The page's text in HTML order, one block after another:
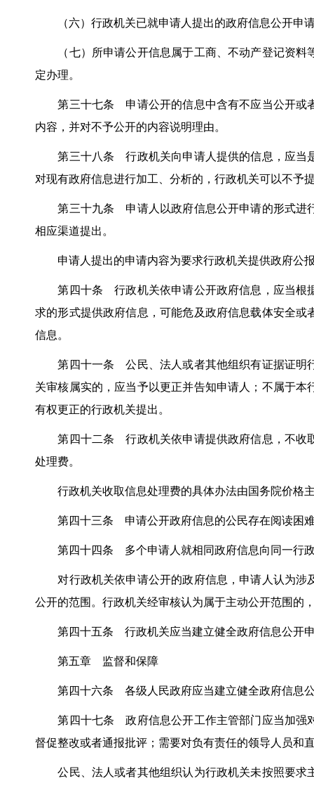
（六）行政机关已就申请人提出的政府信息公开申请
（七）所申请公开信息属于工商、不动产登记资料
定办理。
第三十七条 申请公开的信息中含有不应当公开或者
内容，并对不予公开的内容说明理由。
第三十八条 行政机关向申请人提供的信息，应当是
对现有政府信息进行加工、分析的，行政机关可以不予
第三十九条 申请人以政府信息公开申请的形式进行
相应渠道提出。
申请人提出的申请内容为要求行政机关提供政府公
第四十条 行政机关依申请公开政府信息，应当根据
求的形式提供政府信息，可能危及政府信息载体安全
信息。
第四十一条 公民、法人或者其他组织有证据证明行
关审核属实的，应当予以更正并告知申请人；不属于
有权更正的行政机关提出。
第四十二条 行政机关依申请提供政府信息，不收取
处理费。
行政机关收取信息处理费的具体办法由国务院价格
第四十三条 申请公开政府信息的公民存在阅读困难
第四十四条 多个申请人就相同政府信息向同一行政
对行政机关依申请公开的政府信息，申请人认为涉
公开的范围。行政机关经审核认为属于主动公开范围的
第四十五条 行政机关应当建立健全政府信息公开申
第五章 监督和保障
第四十六条 各级人民政府应当建立健全政府信息公
第四十七条 政府信息公开工作主管部门应当加强对
督促整改或者通报批评；需要对负有责任的领导人员和
公民、法人或者其他组织认为行政机关未按照要求